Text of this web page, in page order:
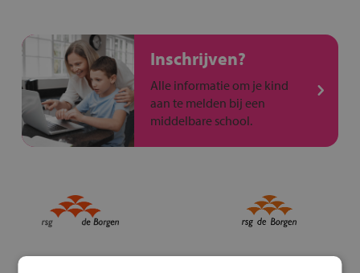
Inschrijven?
Alle informatie om je kind
aan te melden bij een
middelbare school.